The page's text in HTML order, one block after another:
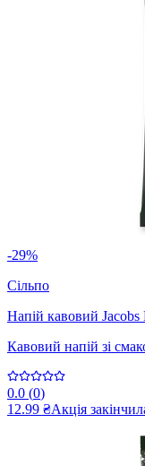
-29%
Сільпо
Напій кавовий
Кавовий напій зі
0.0 (0)
12.99 ₴Акція